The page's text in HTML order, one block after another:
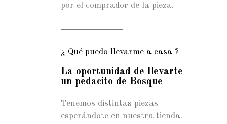
por el comprador de la pieza.
¿ Qué puedo llevarme a casa ?
La oportunidad de llevarte
un pedacito de Bosque
Tenemos distintas piezas
esperándote en nuestra tienda.